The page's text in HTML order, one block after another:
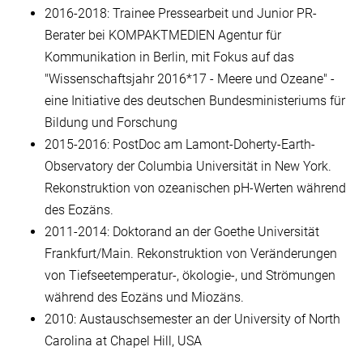
2016-2018: Trainee Pressearbeit und Junior PR-
Berater bei KOMPAKTMEDIEN Agentur für
Kommunikation in Berlin, mit Fokus auf das
"Wissenschaftsjahr 2016*17 - Meere und Ozeane" -
eine Initiative des deutschen Bundesministeriums für
Bildung und Forschung
2015-2016: PostDoc am Lamont-Doherty-Earth-
Observatory der Columbia Universität in New York.
Rekonstruktion von ozeanischen pH-Werten während
des Eozäns.
2011-2014: Doktorand an der Goethe Universität
Frankfurt/Main. Rekonstruktion von Veränderungen
von Tiefseetemperatur-, ökologie-, und Strömungen
während des Eozäns und Miozäns.
2010: Austauschsemester an der University of North
Carolina at Chapel Hill, USA